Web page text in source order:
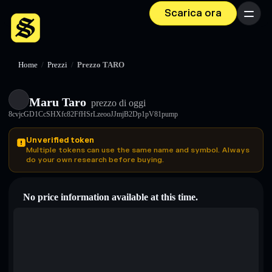
Scarica ora Menu
Home / Prezzi / Prezzo TARO
Maru Taro prezzo di oggi
8cvjcGD1CcSHXfc82FfHSrLzeooJJmjB2Dp1pV81pump
Unverified token
Multiple tokens can use the same name and symbol. Always
do your own research before buying.
No price information available at this time.